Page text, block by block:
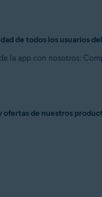
de todos los usuarios
la app con nosotros:
ofertas de nuestros